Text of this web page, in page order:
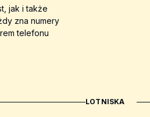
jak i także
zna numery
telefonu
LOTNISKA